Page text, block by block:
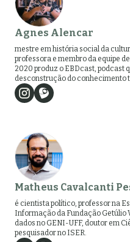
Agnes Alencar
mestre em história social da
professora e membro da equipe
2020 produz o EBDcast, podcast
desconstrução do conhecimento
Matheus Cavalcanti
é cientista político, professor na
Informação da Fundação Getúlio
dados no GENI-UFF, doutor em
pesquisador no ISER.